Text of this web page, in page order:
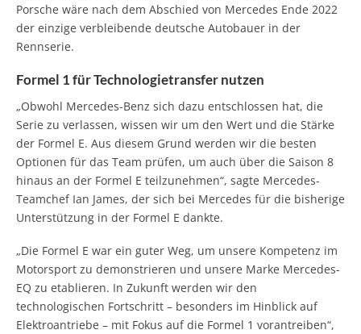
Porsche wäre nach dem Abschied von Mercedes Ende 2022
der einzige verbleibende deutsche Autobauer in der
Rennserie.
Formel 1 für Technologietransfer nutzen
„Obwohl Mercedes-Benz sich dazu entschlossen hat, die
Serie zu verlassen, wissen wir um den Wert und die Stärke
der Formel E. Aus diesem Grund werden wir die besten
Optionen für das Team prüfen, um auch über die Saison 8
hinaus an der Formel E teilzunehmen“, sagte Mercedes-
Teamchef Ian James, der sich bei Mercedes für die bisherige
Unterstützung in der Formel E dankte.
„Die Formel E war ein guter Weg, um unsere Kompetenz im
Motorsport zu demonstrieren und unsere Marke Mercedes-
EQ zu etablieren. In Zukunft werden wir den
technologischen Fortschritt – besonders im Hinblick auf
Elektroantriebe – mit Fokus auf die Formel 1 vorantreiben“,